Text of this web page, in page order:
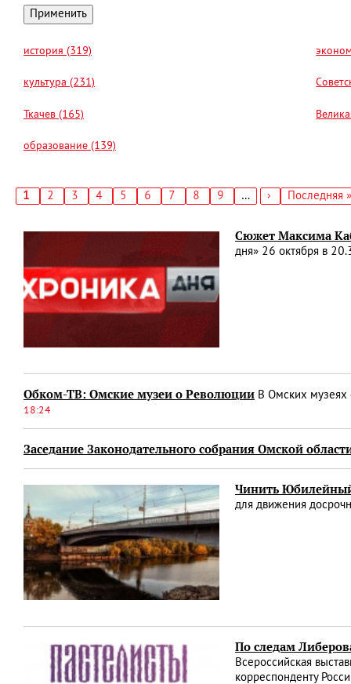
история (319)
культура (231)
Ткачев (165)
образование (139)
Текущая
1 Страница
2 Страница
3 Страница
4 Страница
5 Страница
6 Страница
7 Страница
8 Страница
9 …
Следующая
›
Последняя
Последняя »
Сюжет Максима
дня» 26 октября в
Обком-ТВ: Омские музеи о Революции В Омских музеях
18:24
Заседание Законодательного собрания Омской
Чинить
для движения
По следам
Всероссийская
корреспонденту